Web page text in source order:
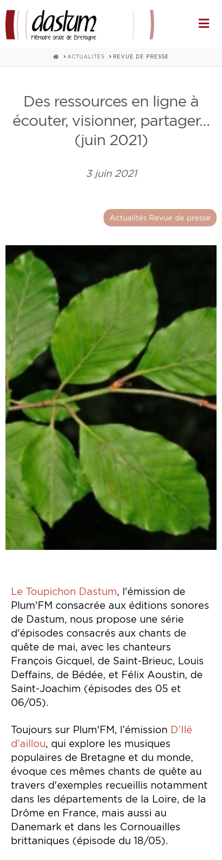
HOME
ACTUALITÉS REVUE DE PRESSE
Des ressources en ligne à
écouter, visionner, partager…
(juin 2021)
3 juin 2021
Actualités Revue de presse
Le Toupichon Dastum, l'émission de
Plum'FM consacrée aux éditions sonores
de Dastum, nous propose une série
d'épisodes consacrés aux chants de
quête de mai, avec les chanteurs
François Gicquel, de Saint-Brieuc, Louis
Deffains, de Bédée, et Félix Aoustin, de
Saint-Joachim (épisodes des 05 et
06/05).
Toujours sur Plum'FM, l’émission D’Ilë
d’aillou, qui explore les musiques
populaires de Bretagne et du monde,
évoque ces mêmes chants de quête au
travers d'exemples recueillis notamment
dans les départements de la Loire, de la
Drôme en France, mais aussi au
Danemark et dans les Cornouailles
brittaniques (épisode du 18/05).